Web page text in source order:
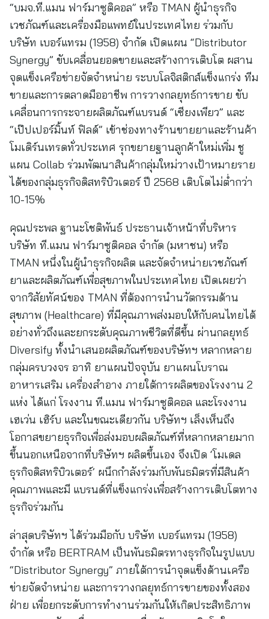
“บมจ.ที.แมน ฟาร์มาซูติคอล” หรือ TMAN ผู้นำธุรกิจ
เวชภัณฑ์และเครื่องมือแพทย์ในประเทศไทย ร่วมกับ
บริษัท เบอร์แทรม (1958) จำกัด เปิดแผน “Distributor
Synergy” ขับเคลื่อนยอดขายและสร้างการเติบโต ผสาน
จุดแข็งเครือข่ายจัดจำหน่าย ระบบโลจิสติกส์แข็งแกร่ง ทีม
ขายและการตลาดมืออาชีพ การวางกลยุทธ์การขาย ขับ
เคลื่อนการกระจายผลิตภัณฑ์แบรนด์ “เซียงเพียว” และ
“เป๊ปเปอร์มิ้นท์ ฟิลด์” เข้าช่องทางร้านขายยาและร้านค้า
โมเดิร์นเทรดทั่วประเทศ รุกขยายฐานลูกค้าใหม่เพิ่ม ชู
แผน Collab ร่วมพัฒนาสินค้ากลุ่มใหม่วางเป้าหมายราย
ได้ของกลุ่มธุรกิจดิสทริบิวเตอร์ ปี 2568 เติบโตไม่ต่ำกว่า
10-15%
คุณประพล ฐานะโชติพันธ์ ประธานเจ้าหน้าที่บริหาร
บริษัท ที.แมน ฟาร์มาซูติคอล จำกัด (มหาชน) หรือ
TMAN หนึ่งในผู้นำธุรกิจผลิต และจัดจำหน่ายเวชภัณฑ์
ยาและผลิตภัณฑ์เพื่อสุขภาพในประเทศไทย เปิดเผยว่า
จากวิสัยทัศน์ของ TMAN ที่ต้องการนำนวัตกรรมด้าน
สุขภาพ (Healthcare) ที่มีคุณภาพส่งมอบให้กับคนไทยได้
อย่างทั่วถึงและยกระดับคุณภาพชีวิตที่ดีขึ้น ผ่านกลยุทธ์
Diversify ทั้งนำเสนอผลิตภัณฑ์ของบริษัทฯ หลากหลาย
กลุ่มครบวงจร อาทิ ยาแผนปัจจุบัน ยาแผนโบราณ
อาหารเสริม เครื่องสำอาง ภายใต้การผลิตของโรงงาน 2
แห่ง ได้แก่ โรงงาน ที.แมน ฟาร์มาซูติคอล และโรงงาน
เฮเว่น เฮิร์บ และในขณะเดียวกัน บริษัทฯ เล็งเห็นถึง
โอกาสขยายธุรกิจเพื่อส่งมอบผลิตภัณฑ์ที่หลากหลายมาก
ขึ้นนอกเหนือจากที่บริษัทฯ ผลิตขึ้นเอง จึงเปิด ‘โมเดล
ธุรกิจดิสทริบิวเตอร์’ ผนึกกำลังร่วมกับพันธมิตรที่มีสินค้า
คุณภาพและมี แบรนด์ที่แข็งแกร่งเพื่อสร้างการเติบโตทาง
ธุรกิจร่วมกัน
ล่าสุดบริษัทฯ ได้ร่วมมือกับ บริษัท เบอร์แทรม (1958)
จำกัด หรือ BERTRAM เป็นพันธมิตรทางธุรกิจในรูปแบบ
“Distributor Synergy” ภายใต้การนำจุดแข็งด้านเครือ
ข่ายจัดจำหน่าย และการวางกลยุทธ์การขายของทั้งสอง
ฝ่าย เพื่อยกระดับการทำงานร่วมกันให้เกิดประสิทธิภาพ